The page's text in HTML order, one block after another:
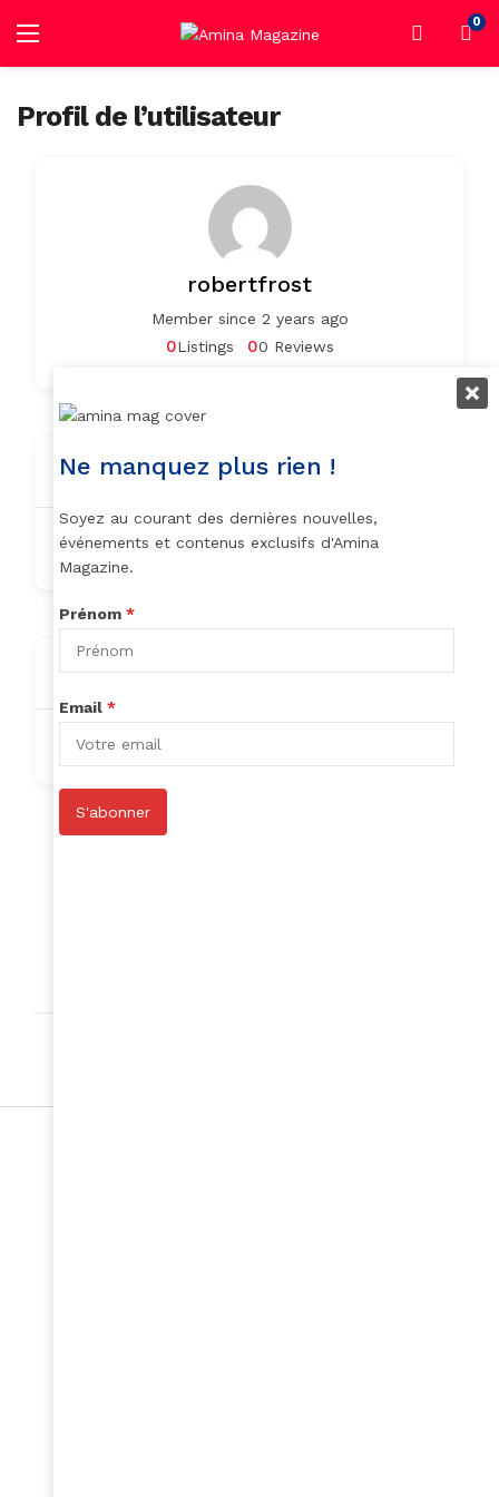
0
Profil de l’utilisateur
robertfrost
Member since 2 years ago
00 Reviews
0Listings
Contact Info
bifopi2793@ikowat.com
About
Nothing to show!
Ne manquez plus rien !
Soyez au courant des dernières nouvelles,
événements et contenus exclusifs d'Amina
Magazine.
Prénom *
Email *
S'abonner